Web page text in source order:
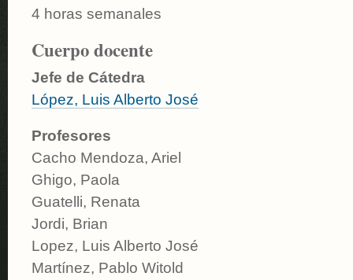
4 horas semanales
Cuerpo docente
Jefe de Cátedra
López, Luis Alberto José
Profesores
Cacho Mendoza, Ariel
Ghigo, Paola
Guatelli, Renata
Jordi, Brian
Lopez, Luis Alberto José
Martínez, Pablo Witold